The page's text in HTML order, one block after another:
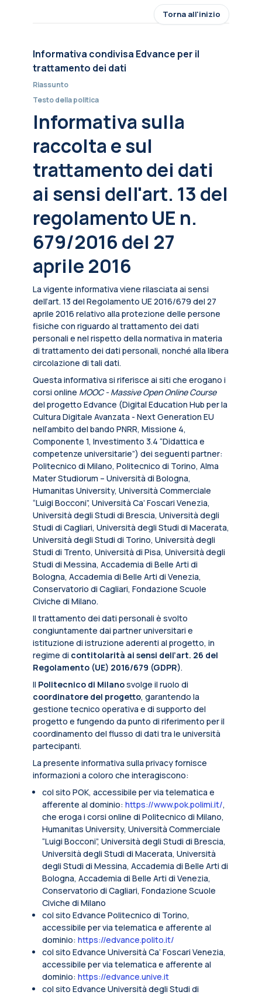
Torna all'inizio
Informativa condivisa Edvance per il
trattamento dei dati
Riassunto
Testo della politica
Informativa sulla
raccolta e sul
trattamento dei dati
ai sensi dell'art. 13 del
regolamento UE n.
679/2016 del 27
aprile 2016
La vigente informativa viene rilasciata ai sensi
dell’art. 13 del Regolamento UE 2016/679 del 27
aprile 2016 relativo alla protezione delle persone
fisiche con riguardo al trattamento dei dati
personali e nel rispetto della normativa in materia
di trattamento dei dati personali, nonché alla libera
circolazione di tali dati.
Questa informativa si riferisce ai siti che erogano i
corsi online MOOC - Massive Open Online Course
del progetto Edvance (Digital Education Hub per la
Cultura Digitale Avanzata - Next Generation EU
nell’ambito del bando PNRR, Missione 4,
Componente 1, Investimento 3.4 “Didattica e
competenze universitarie”) dei seguenti partner:
Politecnico di Milano, Politecnico di Torino, Alma
Mater Studiorum – Università di Bologna,
Humanitas University, Università Commerciale
“Luigi Bocconi”, Università Ca’ Foscari Venezia,
Università degli Studi di Brescia, Università degli
Studi di Cagliari, Università degli Studi di Macerata,
Università degli Studi di Torino, Università degli
Studi di Trento, Università di Pisa, Università degli
Studi di Messina, Accademia di Belle Arti di
Bologna, Accademia di Belle Arti di Venezia,
Conservatorio di Cagliari, Fondazione Scuole
Civiche di Milano.
Il trattamento dei dati personali è svolto
congiuntamente dai partner universitari e
istituzione di istruzione aderenti al progetto, in
regime di contitolarità ai sensi dell’art. 26 del
Regolamento (UE) 2016/679 (GDPR).
Il Politecnico di Milanosvolge il ruolo di
coordinatore del progetto, garantendo la
gestione tecnico operativa e di supporto del
progetto e fungendo da punto di riferimento per il
coordinamento del flusso di dati tra le università
partecipanti.
La presente informativa sulla privacy fornisce
informazioni a coloro che interagiscono:
col sito POK, accessibile per via telematica e
afferente al dominio: https://www.pok.polimi.it/,
che eroga i corsi online di Politecnico di Milano,
Humanitas University, Università Commerciale
“Luigi Bocconi”, Università degli Studi di Brescia,
Università degli Studi di Macerata, Università
degli Studi di Messina, Accademia di Belle Arti di
Bologna, Accademia di Belle Arti di Venezia,
Conservatorio di Cagliari, Fondazione Scuole
Civiche di Milano
col sito Edvance Politecnico di Torino,
accessibile per via telematica e afferente al
dominio: https://edvance.polito.it/
col sito Edvance Università Ca’ Foscari Venezia,
accessibile per via telematica e afferente al
dominio: https://edvance.unive.it
col sito Edvance Università degli Studi di